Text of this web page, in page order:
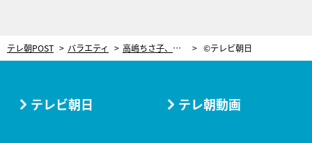
テレ朝POST バラエティ 高嶋ちさ子、ドン引き…“妻に怒られたい”長嶋一茂のエピソードに「面倒くさい」 ©テレビ朝日
テレビ朝日 テレ朝動画